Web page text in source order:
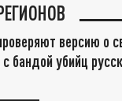
версию о
бандой убийц